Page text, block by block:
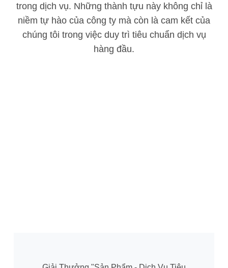
trong dịch vụ. Những thành tựu này không chỉ là
niềm tự hào của công ty mà còn là cam kết của
chúng tôi trong việc duy trì tiêu chuẩn dịch vụ
hàng đầu.